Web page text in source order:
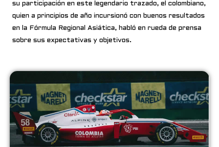
su participación en este legendario trazado, el colombiano,
quien a principios de año incursionó con buenos resultados
en la Fórmula Regional Asiática, habló en rueda de prensa
sobre sus expectativas y objetivos.